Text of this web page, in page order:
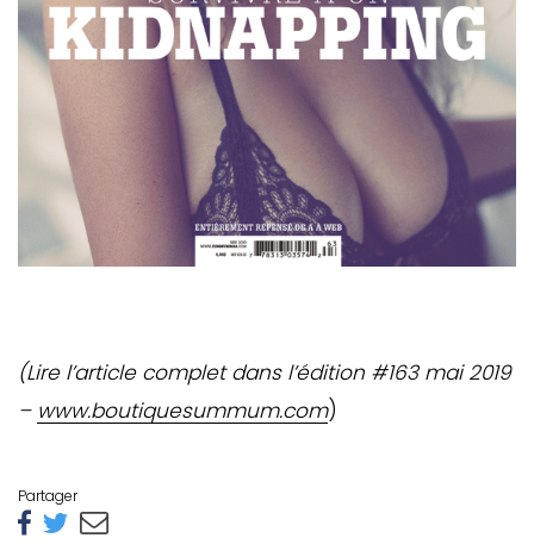
(Lire l’article complet dans l’édition #163 mai 2019
– www.boutiquesummum.com)
Partager